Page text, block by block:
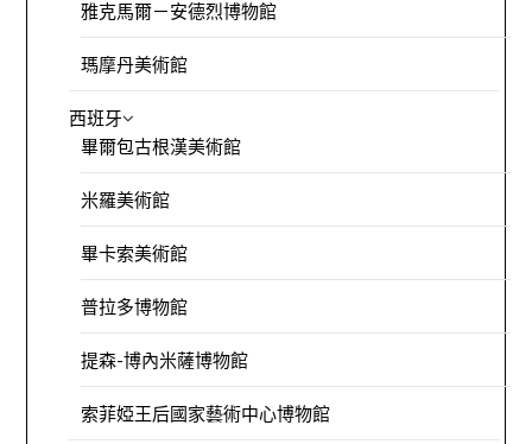
雅克馬爾－安德烈博物館
瑪摩丹美術館
西班牙
畢爾包古根漢美術館
米羅美術館
畢卡索美術館
普拉多博物館
提森-博內米薩博物館
索菲婭王后國家藝術中心博物館